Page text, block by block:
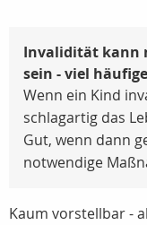
Invalidität kann
sein - viel
Wenn ein Kind
schlagartig das
Gut, wenn dann
notwendige
Kaum vorstellbar -